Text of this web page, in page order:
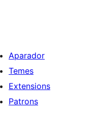
Aparador
Temes
Extensions
Patrons